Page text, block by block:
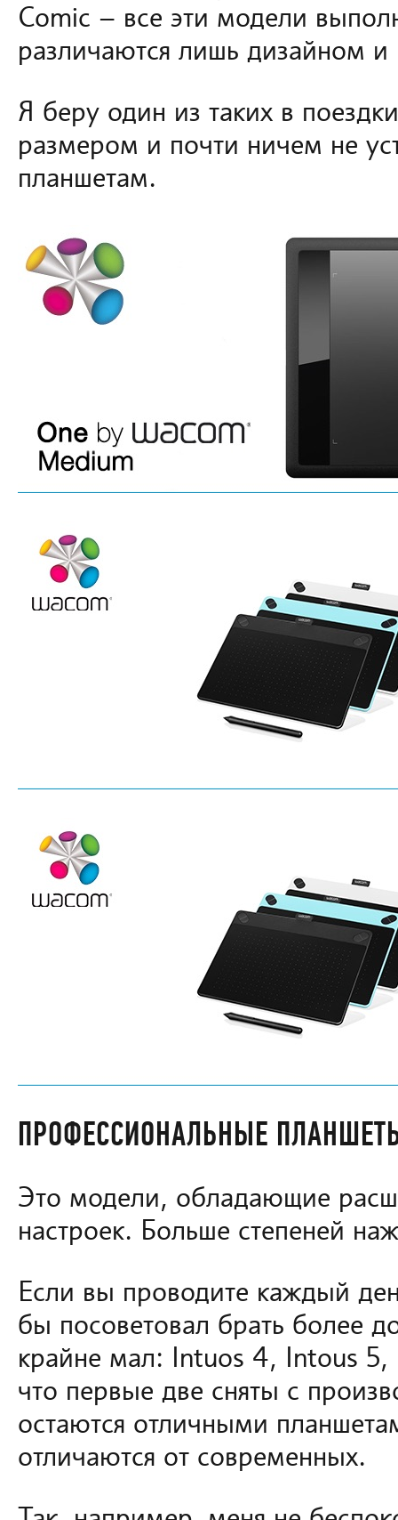
Comic – все эти модели
различаются лишь дизайном и
Я беру один из таких в
размером и почти ничем не
планшетам.
ПРОФЕССИОНАЛЬНЫЕ
Это модели, обладающие
настроек. Больше степеней
Если вы проводите каждый
бы посоветовал брать более
крайне мал: Intuos 4, Intous
что первые две сняты с
остаются отличными
отличаются от современных.